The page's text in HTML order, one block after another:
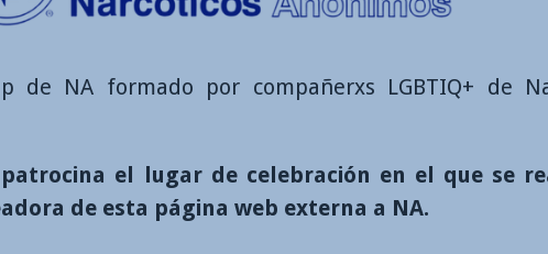
NA formado por compañerxs LGBTIQ+ de
el lugar de celebración en el que se
de esta página web externa a NA.